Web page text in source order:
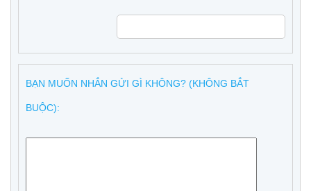
BẠN MUỐN NHẮN GỬI GÌ KHÔNG? (KHÔNG BẮT
BUỘC):